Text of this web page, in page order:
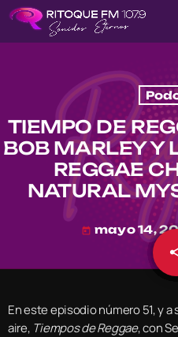
TIEMPO DE
BOB MARLEY Y
REGGAE
NATURAL
today mayo 14,
En este episodio número 51, y
aire, Tiempos de Reggae, con